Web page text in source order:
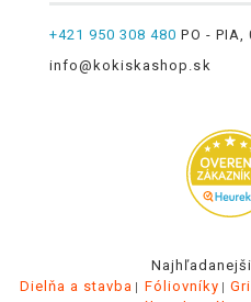
+421 950 308 480 PO - PIA,
info@kokiskashop.sk
Dielňa a stavba
Fóliovníky